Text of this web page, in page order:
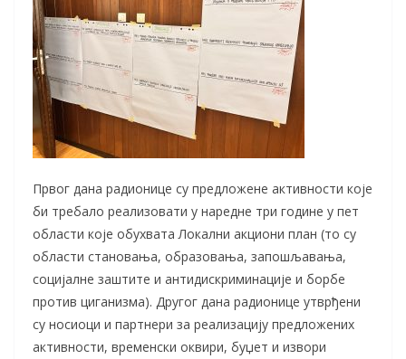
Првог дана радионице су предложене активности које
би требало реализовати у наредне три године у пет
области које обухвата Локални акциони план (то су
области становања, образовања, запошљавања,
социјалне заштите и антидискриминације и борбе
против циганизма). Другог дана радионице утврђени
су носиоци и партнери за реализацију предложених
активности, временски оквири, буџет и извори